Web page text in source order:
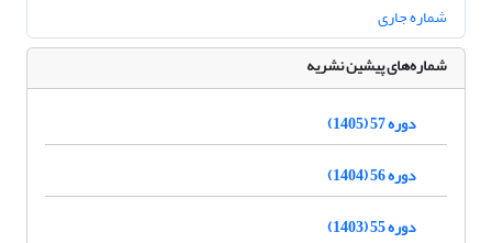
شماره جاری
شماره‌های پیشین نشریه
دوره 57 (1405)
دوره 56 (1404)
دوره 55 (1403)